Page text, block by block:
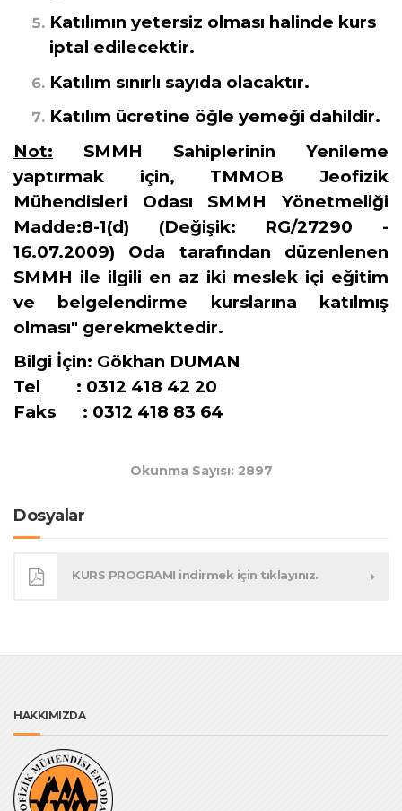
Katılımın yetersiz olması halinde kurs
iptal edilecektir.
Katılım sınırlı sayıda olacaktır.
Katılım ücretine öğle yemeği dahildir.
Not: SMMH Sahiplerinin Yenileme
yaptırmak için, TMMOB Jeofizik
Mühendisleri Odası SMMH Yönetmeliği
Madde:8-1(d) (Değişik: RG/27290 -
16.07.2009) Oda tarafından düzenlenen
SMMH ile ilgili en az iki meslek içi eğitim
ve belgelendirme kurslarına katılmış
olması" gerekmektedir.
Bilgi İçin: Gökhan DUMAN
Tel : 0312 418 42 20
Faks : 0312 418 83 64
Okunma Sayısı: 2897
Dosyalar
KURS PROGRAMI indirmek için tıklayınız.
HAKKIMIZDA